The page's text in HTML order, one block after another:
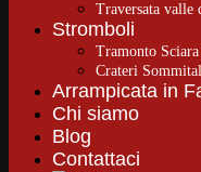
Traversata valle
Stromboli
Tramonto
Crateri
Arrampicata in
Chi siamo
Blog
Contattaci